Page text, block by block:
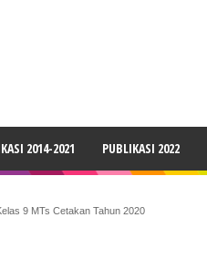
2014-2021 PUBLIKASI 2022
9 MTs Cetakan Tahun 2020